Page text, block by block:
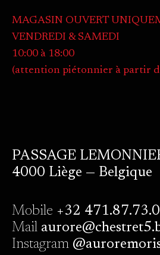
MAGASIN OUVERT
VENDREDI & SAMEDI
10:00 à 18:00
(attention piétonnier à partir
PASSAGE
4000 Liège — Belgique
Mobile +32
Mail
Instagram